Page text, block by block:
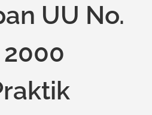
UU No.
2000